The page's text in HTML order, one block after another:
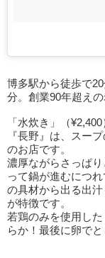
博多駅から徒歩で
分。創業90年超え
「水炊き」（¥2,400
『長野』は、スー
のお店です。
濃厚ながらさっぱ
って鍋が進むにつ
の具材から出る出
が特徴です。
若鶏のみを使用し
らか！最後に卵で